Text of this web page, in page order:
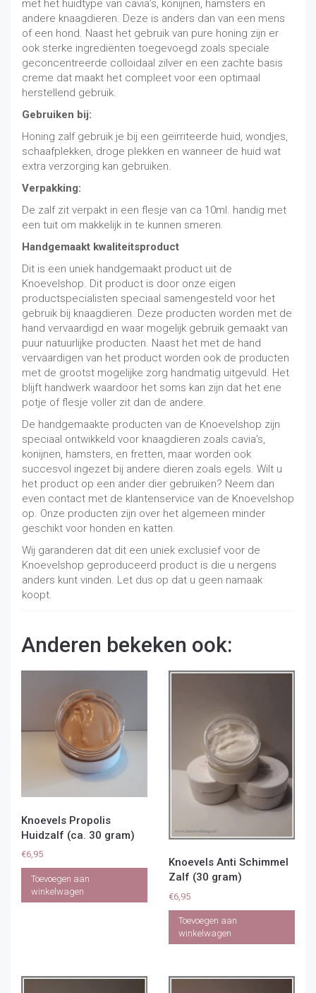
met het huidtype van cavia’s, konijnen, hamsters en
andere knaagdieren. Deze is anders dan van een mens
of een hond. Naast het gebruik van pure honing zijn er
ook sterke ingrediënten toegevoegd zoals speciale
geconcentreerde colloidaal zilver en een zachte basis
creme dat maakt het compleet voor een optimaal
herstellend gebruik.
Gebruiken bij:
Honing zalf gebruik je bij een geïrriteerde huid, wondjes,
schaafplekken, droge plekken en wanneer de huid wat
extra verzorging kan gebruiken.
Verpakking:
De zalf zit verpakt in een flesje van ca 10ml. handig met
een tuit om makkelijk in te kunnen smeren.
Handgemaakt kwaliteitsproduct
Dit is een uniek handgemaakt product uit de
Knoevelshop. Dit product is door onze eigen
productspecialisten speciaal samengesteld voor het
gebruik bij knaagdieren. Deze producten worden met de
hand vervaardigd en waar mogelijk gebruik gemaakt van
puur natuurlijke producten. Naast het met de hand
vervaardigen van het product worden ook de producten
met de grootst mogelijke zorg handmatig uitgevuld. Het
blijft handwerk waardoor het soms kan zijn dat het ene
potje of flesje voller zit dan de andere.
De handgemaakte producten van de Knoevelshop zijn
speciaal ontwikkeld voor knaagdieren zoals cavia’s,
konijnen, hamsters, en fretten, maar worden ook
succesvol ingezet bij andere dieren zoals egels. Wilt u
het product op een ander dier gebruiken? Neem dan
even contact met de klantenservice van de Knoevelshop
op. Onze producten zijn over het algemeen minder
geschikt voor honden en katten.
Wij garanderen dat dit een uniek exclusief voor de
Knoevelshop geproduceerd product is die u nergens
anders kunt vinden. Let dus op dat u geen namaak
koopt.
Anderen bekeken ook:
Knoevels Propolis
Huidzalf (ca. 30 gram)
€6,95
Toevoegen aan
winkelwagen
Knoevels Anti Schimmel
Zalf (30 gram)
€6,95
Toevoegen aan
winkelwagen